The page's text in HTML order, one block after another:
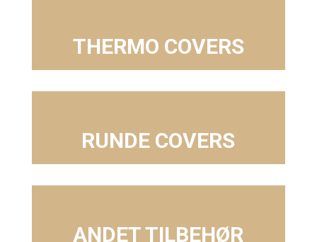
THERMO COVERS
RUNDE COVERS
ANDET TILBEHØR